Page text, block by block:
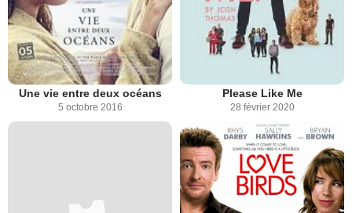
Une vie entre deux océans
5 octobre 2016
Please Like Me
28 février 2020